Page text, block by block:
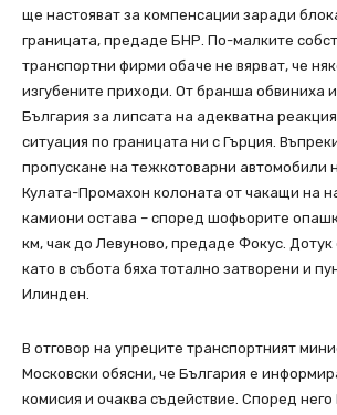
ще настояват за компенсации заради
границата, предаде БНР. По-малките
транспортни фирми обаче не вярват, че
изгубените приходи. От бранша обвиниха
България за липсата на адекватна
ситуация по границата ни с Гърция.
пропускане на тежкотоварни автомобили
Кулата-Промахон колоната от чакащи на
камиони остава – според шофьорите
км, чак до Левуново, предаде Фокус. Дотук
като в събота бяха тотално затворени и
Илинден.
В отговор на упреците транспортният
Московски обясни, че България е
комисия и очаква съдействие. Според